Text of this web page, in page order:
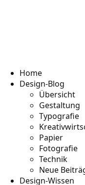
Home
Design-Blog
Übersicht
Gestaltung
Typografie
Papier
Fotografie
Technik
Neue
Design-Wissen